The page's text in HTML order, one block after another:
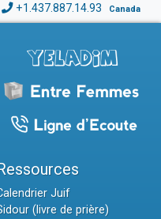
+1.437.887.14.93 Canada
Juif
(livre de prière)